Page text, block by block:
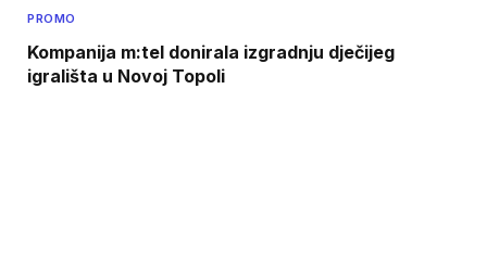
PROMO
Kompanija m:tel donirala izgradnju dječijeg
igrališta u Novoj Topoli